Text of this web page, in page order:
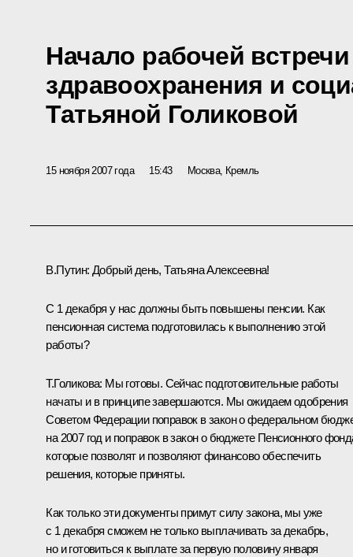
Начало рабочей
здравоохранения и
Татьяной Голиковой
15 ноября 2007 года 15:43 Москва, Кремль
В.Путин: Добрый день, Татьяна Алексеевна!
С 1 декабря у нас должны быть повышены пенсии. Как
пенсионная система подготовилась к выполнению этой
работы?
Т.Голикова: Мы готовы. Сейчас подготовительные работы
начаты и в принципе завершаются. Мы ожидаем одобрения
Советом Федерации поправок в закон о федеральном
на 2007 год и поправок в закон о бюджете Пенсионного
которые позволят и позволяют финансово обеспечить
решения, которые приняты.
Как только эти документы примут силу закона, мы уже
с 1 декабря сможем не только выплачивать за декабрь,
но и готовиться к выплате за первую половину января